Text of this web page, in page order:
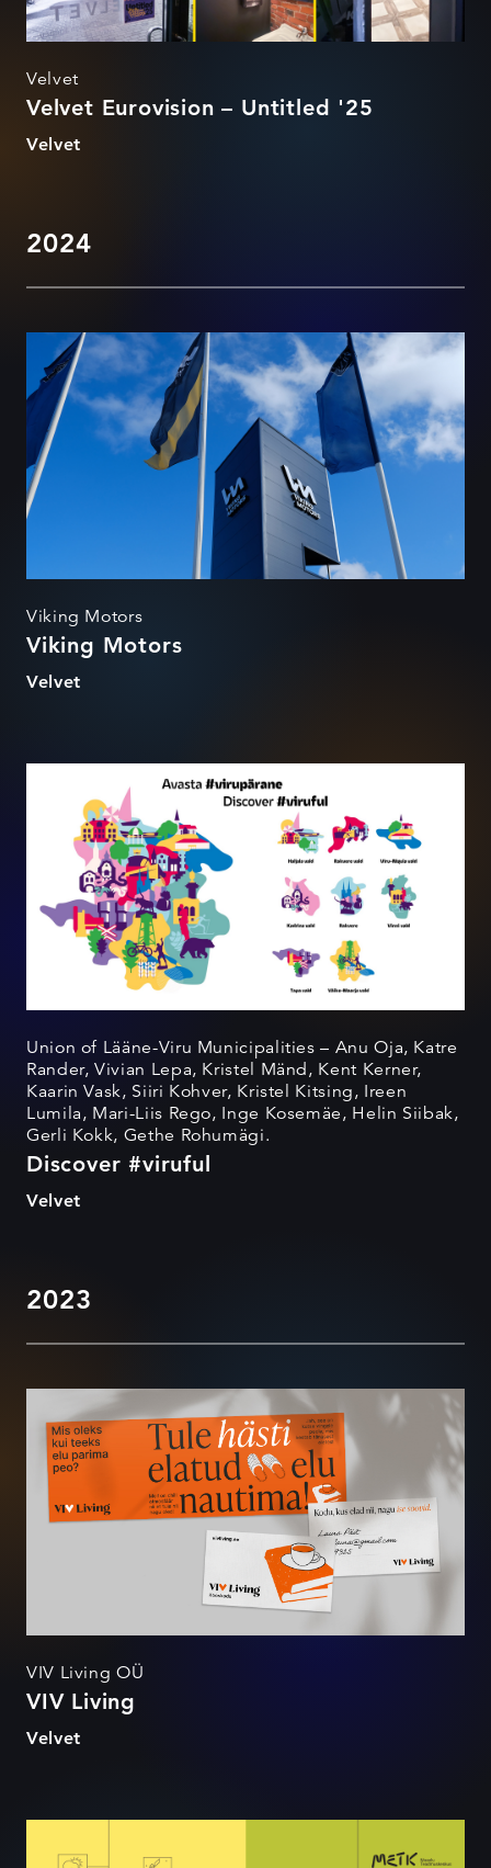
Velvet
Velvet Eurovision – Untitled '25
Velvet
2024
Viking Motors
Viking Motors
Viking Motors
Velvet
Discover #viruful
Union of Lääne-Viru Municipalities – Anu Oja, Katre
Rander, Vivian Lepa, Kristel Mänd, Kent Kerner,
Kaarin Vask, Siiri Kohver, Kristel Kitsing, Ireen
Lumila, Mari-Liis Rego, Inge Kosemäe, Helin Siibak,
Gerli Kokk, Gethe Rohumägi.
Discover #viruful
Velvet
2023
VIV Living
VIV Living OÜ
VIV Living
Velvet